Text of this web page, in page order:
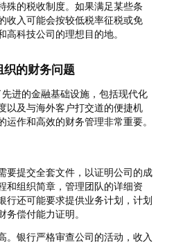
殊的税收制度。如果满足某些条
收入可能会按较低税率征税或免
科技公司的理想目的地。
的财务问题
进的金融基础设施，包括现代化
以及与海外客户打交道的便捷机
作和高效的财务管理非常重要。
要提交全套文件，以证明公司的成
和组织简章，管理团队的详细资
行还可能要求提供业务计划，计划
务偿付能力证明。
。银行严格审查公司的活动，收入